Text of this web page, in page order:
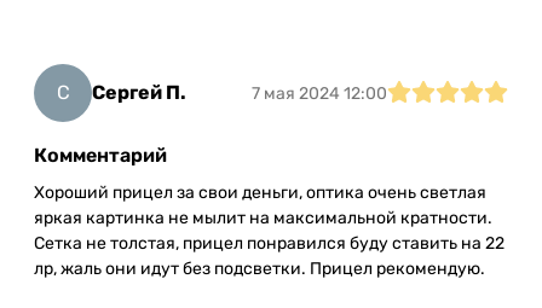
С Сергей П. 7 мая 2024 12:00
Комментарий
Хороший прицел за свои деньги, оптика очень светлая
яркая картинка не мылит на максимальной кратности.
Сетка не толстая, прицел понравился буду ставить на 22
лр, жаль они идут без подсветки. Прицел рекомендую.